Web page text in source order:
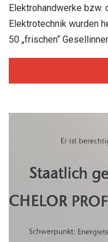
Elektrohandwerke
Elektrotechnik wurden
50 „frischen“